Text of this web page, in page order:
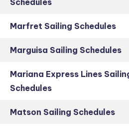
Schedules
Marfret Sailing Schedules
Marguisa Sailing Schedules
Mariana Express Lines
Schedules
Matson Sailing Schedules